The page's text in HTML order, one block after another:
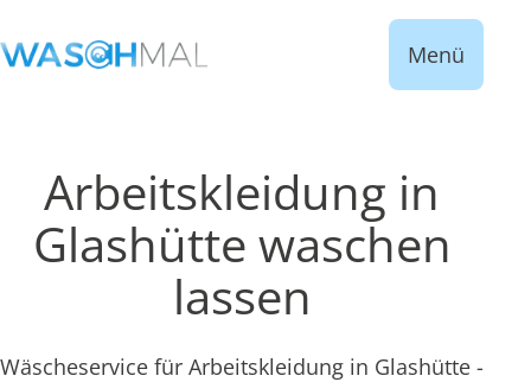
Menü
Arbeitskleidung in
Glashütte waschen
lassen
Wäscheservice für Arbeitskleidung in Glashütte -